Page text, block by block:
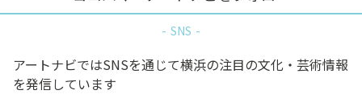
SNS
アートナビではSNSを通じて横浜の注目の文化・芸術情報
を発信しています